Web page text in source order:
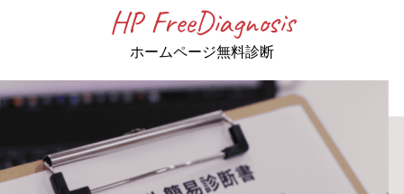
HP FreeDiagnosis
ホームページ無料診断